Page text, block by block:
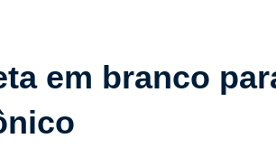
em branco